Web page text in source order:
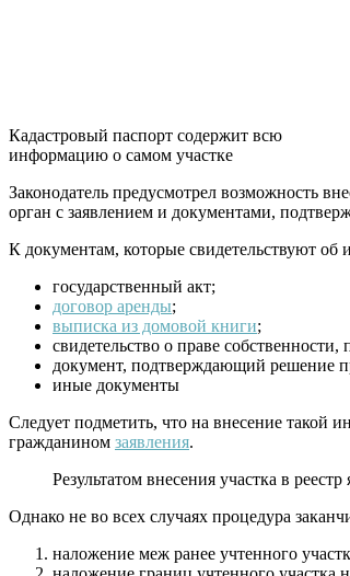
Кадастровый паспорт содержит всю
информацию о самом участке
Законодатель предусмотрел возможность
орган с заявлением и документами,
К документам, которые свидетельствуют об
государственный акт;
договор аренды;
выписка из домовой книги;
свидетельство о праве
документ, подтверждающий решение
иные документы
Следует подметить, что на внесение такой
гражданином заявления.
Результатом внесения участка в
Однако не во всех случаях процедура
наложение меж ранее учтенного